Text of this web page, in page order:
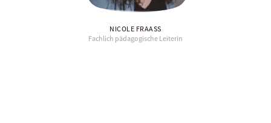
NICOLE FRAASS
Fachlich pädagogische Leiterin